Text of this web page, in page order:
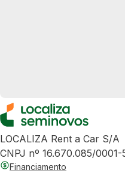
LOCALIZA Rent a Car S/A
CNPJ nº 16.670.085/0001-
Financiamento